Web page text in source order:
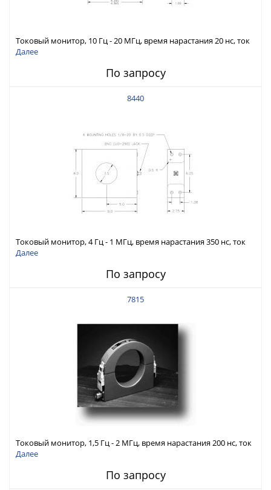
Токовый монитор, 10 Гц - 20 МГц, время нарастания 20 нс, ток
75 А скз
Далее
По запросу
8440
Токовый монитор, 4 Гц - 1 МГц, время нарастания 350 нс, ток
75 А скз
Далее
По запросу
7815
Токовый монитор, 1,5 Гц - 2 МГц, время нарастания 200 нс, ток
400 А скз
Далее
По запросу